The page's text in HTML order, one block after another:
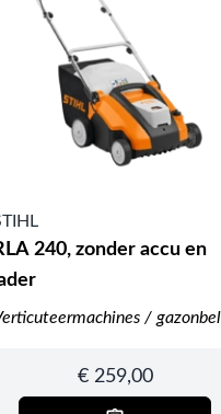
240, zonder accu en
€259,00